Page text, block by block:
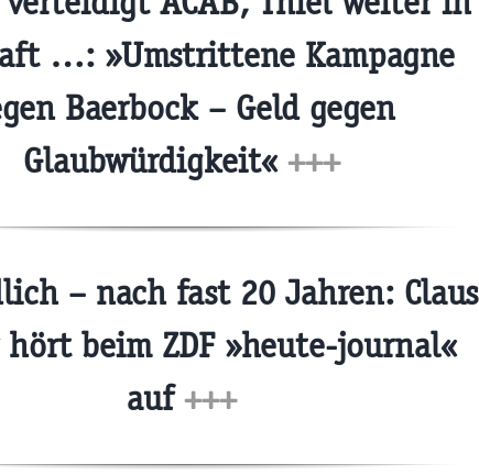
…: »Umstrittene Kampagne
Baerbock – Geld gegen
Glaubwürdigkeit« +++
– nach fast 20 Jahren: Claus
hört beim ZDF »heute-journal«
auf+++